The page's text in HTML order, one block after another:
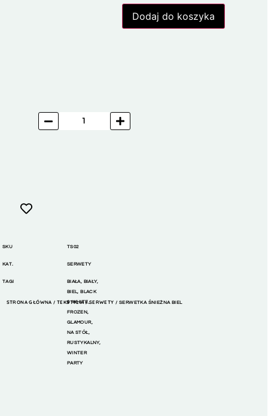
Dodaj do koszyka
SKU TS02
KAT. SERWETY
TAGI BIAŁA BIAŁY,
BIEL
,BLACK
& WHITE ,
FROZEN
GLAMOUR,
NA STÓŁ
RUSTYKALNY,
WINTER
PARTY
STRONA GŁÓWNA /TEKSTYLIA/SERWETY / SERWETKA ŚNIEŻNA BIEL